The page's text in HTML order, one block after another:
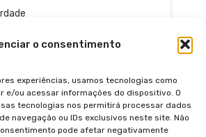
o consentimento
experiências, usamos tecnologias como
e/ou acessar informações do dispositivo. O
tecnologias nos permitirá processar dados
navegação ou IDs exclusivos neste site. Não
pode afetar negativamente